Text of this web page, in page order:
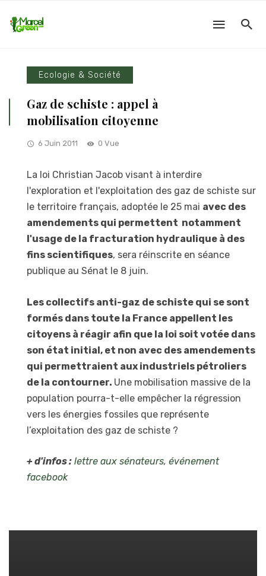
Ecologie & Société
Gaz de schiste : appel à
mobilisation citoyenne
6 Juin 2011 0 Vue
La loi Christian Jacob visant à interdire
l'exploration et l'exploitation des gaz de schiste sur
le territoire français, adoptée le 25 mai avec des
amendements qui permettent notamment
l'usage de la fracturation hydraulique à des
fins scientifiques, sera réinscrite en séance
publique au Sénat le 8 juin.
Les collectifs anti-gaz de schiste qui se sont
formés dans toute la France appellent les
citoyens à réagir afin que la loi soit votée dans
son état initial, et non avec des amendements
qui permettraient aux industriels pétroliers
de la contourner. Une mobilisation massive de la
population pourra-t-elle empêcher la régression
vers les énergies fossiles que représente
l’exploitation des gaz de schiste ?
+ d'infos : lettre aux sénateurs, événement
facebook